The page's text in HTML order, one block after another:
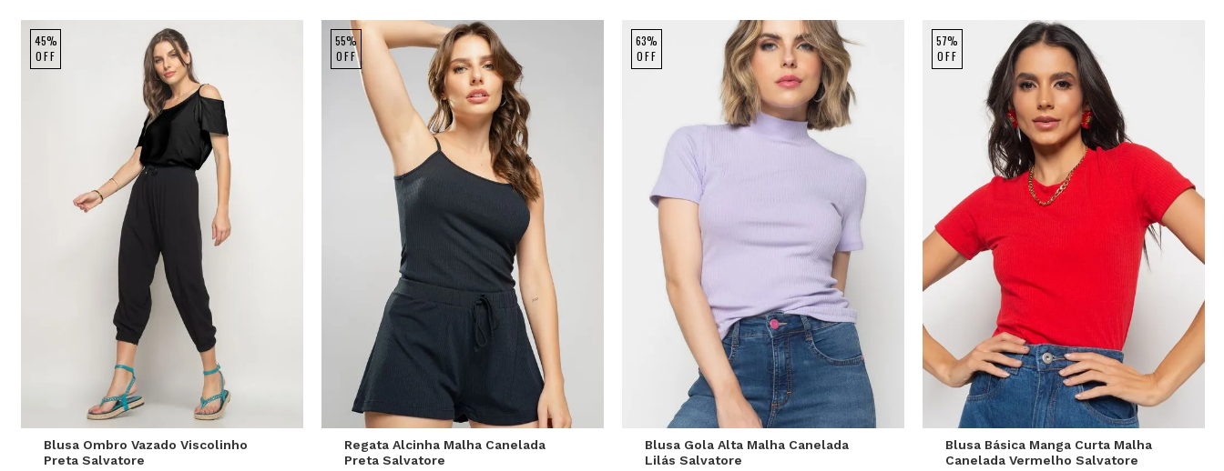
45%
OFF
P G
Blusa Ombro Vazado Viscolinho
Preta Salvatore
55%
OFF
Regata Alcinha Malha Canelada
Preta Salvatore
63%
OFF
Blusa Gola Alta Malha Canelada
Lilás Salvatore
57%
OFF
P M G
Blusa Básica Manga Curta Malha
Canelada Vermelho Salvatore